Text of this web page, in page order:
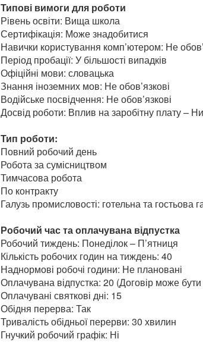
Типові вимоги для роботи
Рівень освіти: Вища школа
Сертифікація: Може знадобитися
Навички користування комп’ютером: Не
Період пробації: У більшості випадків
Офіційні мови: словацька
Знання іноземних мов: Не обов’язкові
Водійське посвідчення: Не обов’язкові
Досвід роботи: Вплив на заробітну плату –
Тип роботи:
Повний робочий день
Робота за сумісництвом
Тимчасова робота
По контракту
Галузь промисловості: готельна та гостьова
Робочий час та оплачувана відпустка
Робочий тиждень: Понеділок – П’ятниця
Кількість робочих годин на тиждень: 40
Наднормові робочі години: Не плановані
Оплачувана відпустка: 20 (Договір може бути
Оплачувані святкові дні: 15
Обідня перерва: Так
Тривалість обідньої перерви: 30 хвилин
Гнучкий робочий графік: Ні